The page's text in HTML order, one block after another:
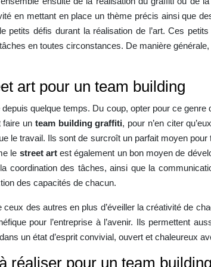
en mettant en place un thème précis ainsi que
petits défis durant la réalisation de l’art. Ces
en toutes circonstances. De manière
art pour un team building
quelque temps. Du coup, opter pour ce
faire un team building graffiti, pour n’en citer
le travail. Ils sont de surcroît un parfait moyen
le street artest également un bon moyen de
coordination des tâches, ainsi que la
des capacités de chacun.
des autres en plus d’éveiller la créativité de
pour l’entreprise à l’avenir. Ils permettent
un état d’esprit convivial, ouvert et chaleureux
réaliser pour un team building